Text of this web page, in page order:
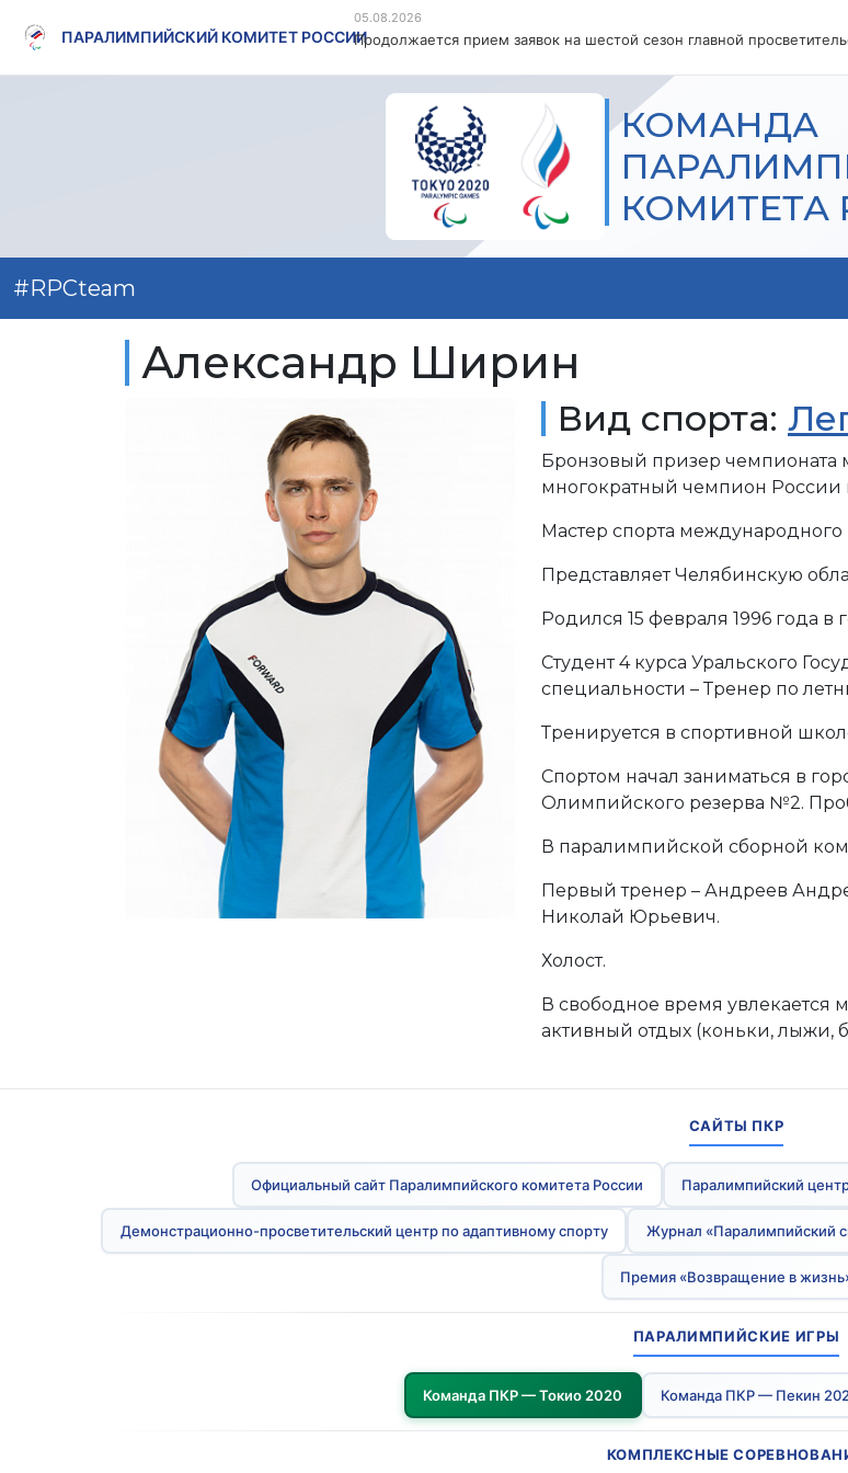
ПАРАЛИМПИЙСКИЙ КОМИТЕТ РОССИИ
05.08.2026
Продолжается прием заявок на шестой сезон главной
КОМАНДА
КОМИТЕТА
#RPCteam
Александр Ширин
Вид спорта:
Бронзовый призер
многократный чемпион России
Мастер спорта международного
Представляет Челябинскую
Родился 15 февраля 1996 года в
Студент 4 курса Уральского
специальности – Тренер по
Тренируется в спортивной
Спортом начал заниматься в
Олимпийского резерва №2.
В паралимпийской сборной
Первый тренер – Андреев
Николай Юрьевич.
Холост.
В свободное время
активный отдых (коньки, лыжи,
САЙТЫ ПКР
Официальный сайт Паралимпийского комитета России Паралимпийский
Демонстрационно-просветительский центр по адаптивному спорту Журнал «Паралимпийский
Премия «Возвращение в
ПАРАЛИМПИЙСКИЕ ИГРЫ
Команда ПКР — Токио 2020 Команда ПКР — Пекин
КОМПЛЕКСНЫЕ